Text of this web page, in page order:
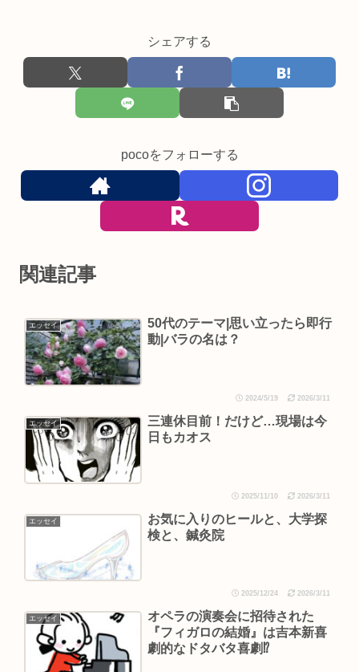
シェアする
pocoをフォローする
関連記事
エッセイ
50代のテーマ|思い立ったら即行
動|バラの名は？
2024/5/19 2026/3/11
エッセイ
三連休目前！だけど…現場は今
日もカオス
2025/11/10 2026/3/11
エッセイ
お気に入りのヒールと、大学探
検と、鍼灸院
2025/12/24 2026/3/11
エッセイ
オペラの演奏会に招待された
『フィガロの結婚』は吉本新喜
劇的なドタバタ喜劇⁉︎